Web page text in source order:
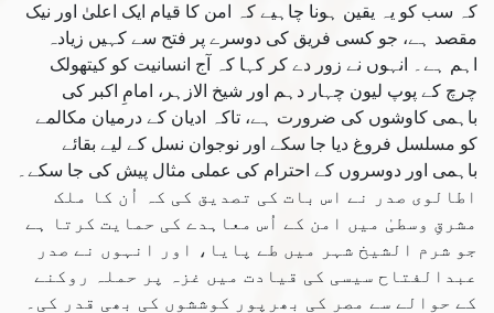
کہ سب کو یہ یقین ہونا چاہیے کہ امن کا قیام ایک اعلیٰ اور نیک
مقصد ہے، جو کسی فریق کی دوسرے پر فتح سے کہیں زیادہ
اہم ہے۔ انہوں نے زور دے کر کہا کہ آج انسانیت کو کیتھولک
چرچ کے پوپ لیون چہار دہم اور شیخ الازہر، امامِ اکبر کی
باہمی کاوشوں کی ضرورت ہے، تاکہ ادیان کے درمیان مکالمے
کو مسلسل فروغ دیا جا سکے اور نوجوان نسل کے لیے بقائے
باہمی اور دوسروں کے احترام کی عملی مثال پیش کی جا سکے۔
اطالوی صدر نے اس بات کی تصدیق کی کہ اُن کا ملک
مشرقِ وسطیٰ میں امن کے اُس معاہدے کی حمایت کرتا ہے
جو شرم الشیخ شہر میں طے پایا، اور انہوں نے صدر
عبدالفتاح سیسی کی قیادت میں غزہ پر حملہ روکنے
کے حوالے سے مصر کی بھرپور کوششوں کی بھی قدر کی۔